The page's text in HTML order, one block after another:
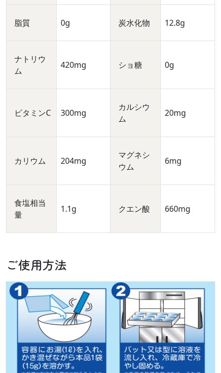
脂質 0g 炭水化物 12.8g
ナトリウ
ム
420mg ショ糖 0g
ビタミンC 300mg
カルシウ
ム
20mg
カリウム 204mg
マグネシ
ウム
6mg
食塩相当
量
1.1g クエン酸 660mg
ご使用方法